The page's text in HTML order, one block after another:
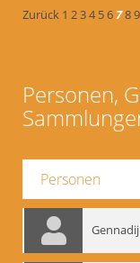
Zurück 1 234 56789
Personen,
Personen